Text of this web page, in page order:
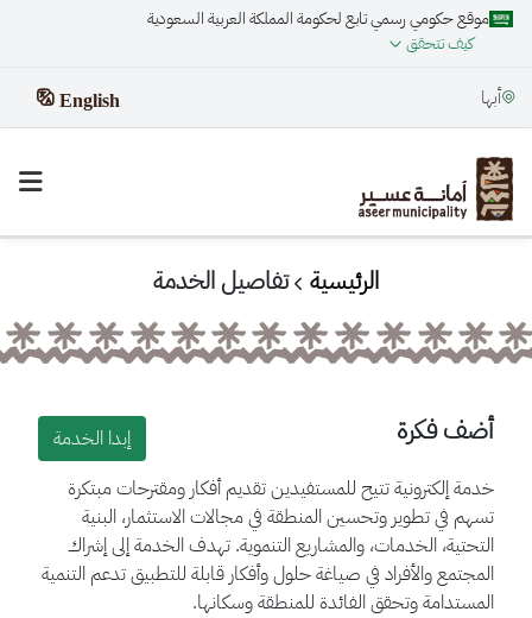
موقع حكومي رسمي تابع لحكومة المملكة العربية السعودية
كيف تتحقق
أبها English
الرئيسية تفاصيل الخدمة
أضف فكرة
إبدا الخدمة
خدمة إلكترونية تتيح للمستفيدين تقديم أفكار ومقترحات مبتكرة
تسهم في تطوير وتحسين المنطقة في مجالات الاستثمار، البنية
التحتية، الخدمات، والمشاريع التنموية. تهدف الخدمة إلى إشراك
المجتمع والأفراد في صياغة حلول وأفكار قابلة للتطبيق تدعم التنمية
المستدامة وتحقق الفائدة للمنطقة وسكانها.